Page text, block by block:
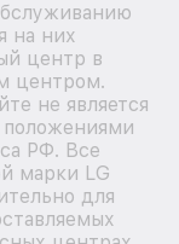
на них
центр в
центром.
не является
положениями
РФ. Все
марки LG
для